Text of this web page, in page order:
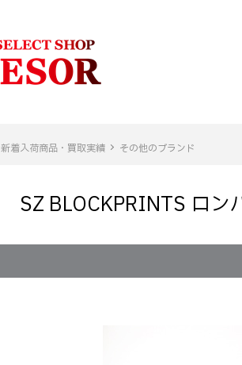
新着入荷商品・買取実績 その他のブランド
SZ BLOCKPRINTS ロ